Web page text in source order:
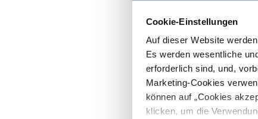
Cookie-Einstellungen
Auf dieser Website
Es werden wesentliche
erforderlich sind, und,
Marketing-Cookies
können auf „Cookies
klicken, um die